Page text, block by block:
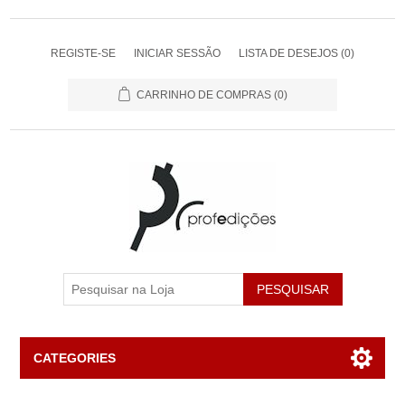
REGISTE-SE INICIAR SESSÃO LISTA DE DESEJOS (0)
CARRINHO DE COMPRAS (0)
PESQUISAR
CATEGORIES